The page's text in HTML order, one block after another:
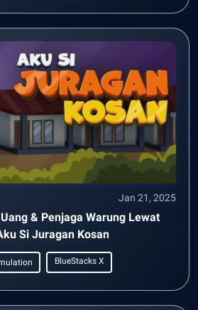
Jan 21, 2025
& Penjaga Warung Lewat
Si Juragan Kosan
BlueStacks X